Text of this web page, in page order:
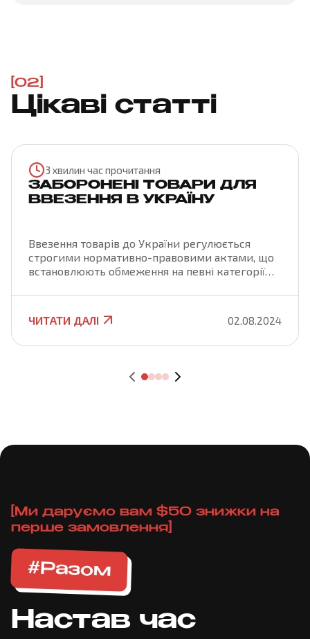
[02]
Цікаві статті
3 хвилин час прочитання
ЗАБОРОНЕНІ ТОВАРИ ДЛЯ
ВВЕЗЕННЯ В УКРАЇНУ
Ввезення товарів до України регулюється
строгими нормативно-правовими актами, що
встановлюють обмеження на певні категорії
безпеки, здоров'я населення, а також для
підтримки екологічної рівноваги та захисту
прав інтелектуальної власності. У цій статті ми
ЧИТАТИ ДАЛІ 02.08.2024
[Ми даруємо вам $50 знижки на
перше замовлення]
Настав час
#Разом